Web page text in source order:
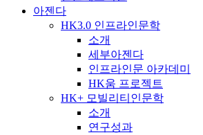
아젠다
HK3.0 인프라인문학
소개
세부아젠다
인프라인문 아카데미
HK움 프로젝트
HK+ 모빌리티인문학
소개
연구성과